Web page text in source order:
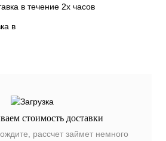
в
стоимость доставки
рассчет займет немного